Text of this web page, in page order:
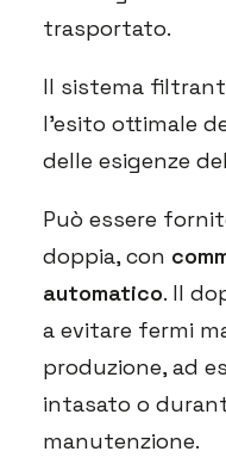
trasportato.
Il sistema
l’esito ottimale
delle esigenze
Può essere
doppia, con
automatico. Il
a evitare fermi
produzione, ad
intasato o
manutenzione.